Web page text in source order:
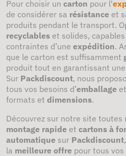
Pour choisir un carton pour l'
de considérer sa résistance et
produits pendant le transport.
recyclables et solides,
contraintes d’une expédition.
que le carton est suffisamment
produit tout en garantissant une
Sur Packdiscount, nous
tous vos besoins d’emballage
formats et dimensions.
Découvrez sur notre site toutes
montage rapide et cartons à
automatique sur Packdiscount
la meilleure offre pour tous vos